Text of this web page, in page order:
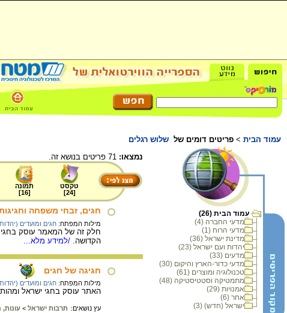
עמוד הבית > פריטים דומים של שלוש רגלים
עמוד הבית (26)
מדעי החברה (4)
מדעי הרוח (1)
מדינת ישראל (36)
יהדות ועם ישראל (23)
מדעים (33)
מדעי כדור-הארץ והיקום (30)
טכנולוגיה ומוצרים (61)
מתמטיקה וסטטיסטיקה (48)
אמנויות (29)
אחר (6)
ישראל (חדש) (3)
נמצאו:
טקסט
[
24
]
תמונה
[
16
]
חגים, זבחי משפחה
מילות המפתח: חגים ומועדים
חלק זה של המאמר עוסק בחגי
הקדושה. /למידע מלא...
חגיגה של חגים
מילות המפתח: חגים ומועדים
האתר עוסק בחגי ישראל
עץ נושאים: תרבות ישראל > עונות,